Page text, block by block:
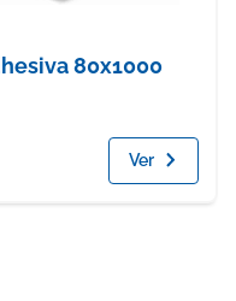
80x1000
Ver